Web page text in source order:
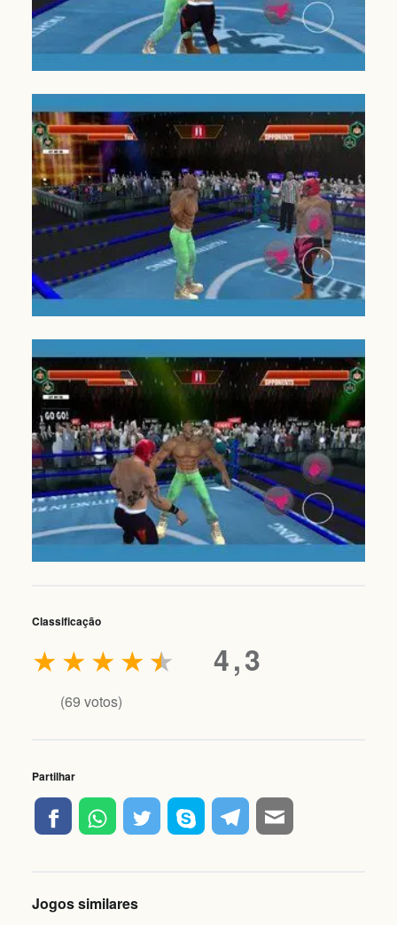
Classificação
4,3
★
★
★
★
★
(69 votos)
Partilhar
Jogos similares